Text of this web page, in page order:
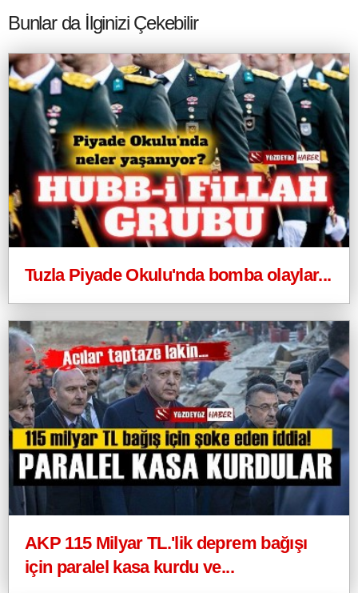
Bunlar da İlginizi Çekebilir
Tuzla Piyade Okulu'nda bomba olaylar...
AKP 115 Milyar TL.'lik deprem bağışı
için paralel kasa kurdu ve...